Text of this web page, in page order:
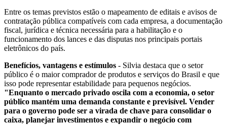
Entre os temas previstos estão o mapeamento de editais e avisos de
contratação pública compatíveis com cada empresa, a documentação
fiscal, jurídica e técnica necessária para a habilitação e o
funcionamento dos lances e das disputas nos principais portais
eletrônicos do país.
Benefícios, vantagens e estímulos - Silvia destaca que o setor
público é o maior comprador de produtos e serviços do Brasil e que
isso pode representar estabilidade para pequenos negócios.
"Enquanto o mercado privado oscila com a economia, o setor
público mantém uma demanda constante e previsível. Vender
para o governo pode ser a virada de chave para consolidar o
caixa, planejar investimentos e expandir o negócio com